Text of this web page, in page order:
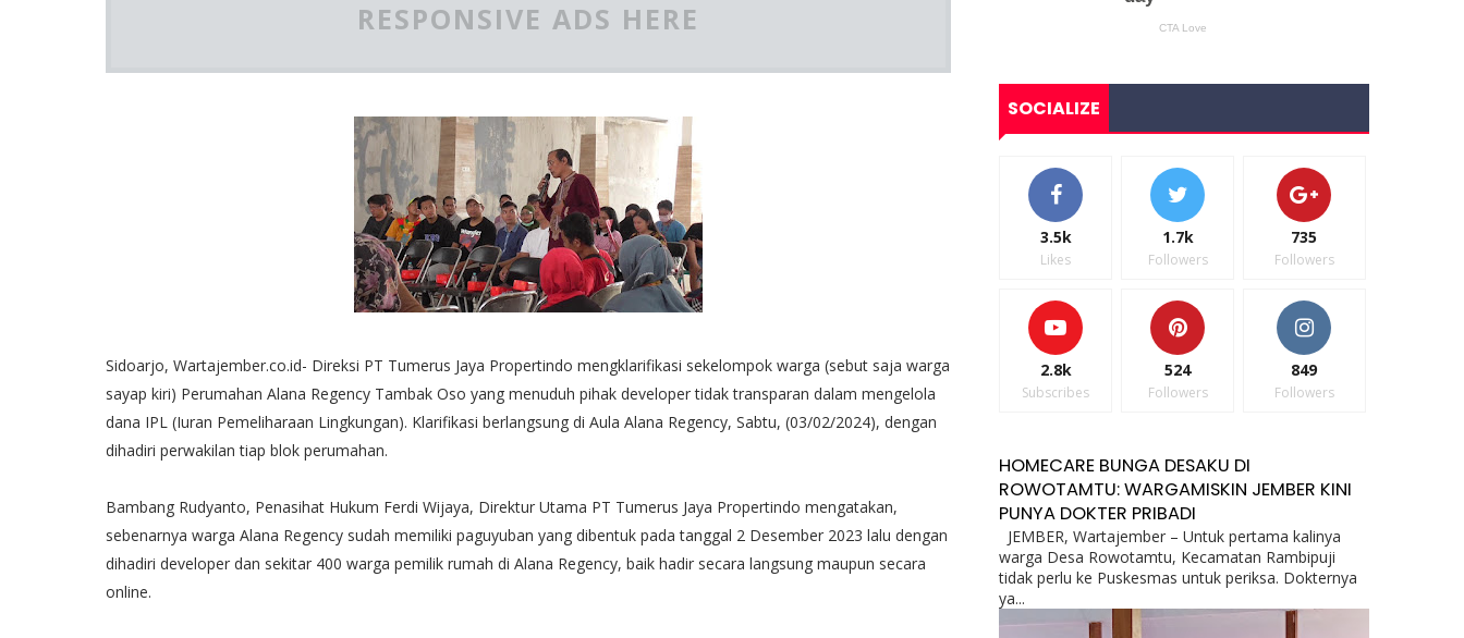
RESPONSIVE ADS HERE
Sidoarjo, Wartajember.co.id- Direksi PT Tumerus Jaya Propertindo mengklarifikasi sekelompok warga (sebut saja warga
sayap kiri) Perumahan Alana Regency Tambak Oso yang menuduh pihak developer tidak transparan dalam mengelola
dana IPL (Iuran Pemeliharaan Lingkungan). Klarifikasi berlangsung di Aula Alana Regency, Sabtu, (03/02/2024), dengan
dihadiri perwakilan tiap blok perumahan.
Bambang Rudyanto, Penasihat Hukum Ferdi Wijaya, Direktur Utama PT Tumerus Jaya Propertindo mengatakan,
sebenarnya warga Alana Regency sudah memiliki paguyuban yang dibentuk pada tanggal 2 Desember 2023 lalu dengan
dihadiri developer dan sekitar 400 warga pemilik rumah di Alana Regency, baik hadir secara langsung maupun secara
online.
SOCIALIZE
3.5k
Likes
1.7k
Followers
735
Followers
2.8k
Subscribes
524
Followers
849
Followers
HOMECARE BUNGA DESAKU DI
ROWOTAMTU: WARGAMISKIN JEMBER KINI
PUNYA DOKTER PRIBADI
JEMBER, Wartajember – Untuk pertama kalinya
warga Desa Rowotamtu, Kecamatan Rambipuji
tidak perlu ke Puskesmas untuk periksa. Dokternya
ya...